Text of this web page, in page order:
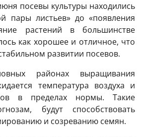
посевы культуры находились
пары листьев» до «появления
растений в большинстве
как хорошее и отличное, что
развитии посевов.
районах выращивания
температура воздуха и
в пределах нормы. Такие
будут способствовать
и созреванию семян.